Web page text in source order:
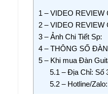
1 – VIDEO REVIEW
2 – VIDEO REVIEW
3 – Ảnh Chi Tiết Sp:
4 – THÔNG SỐ
5 – Khi mua Đàn
5.1 – Địa Chỉ: Số
5.2– Hotline/